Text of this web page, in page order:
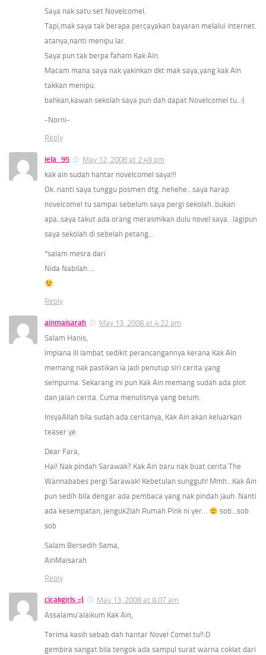
Saya nak satu set Novelcomel.
Tapi,mak saya tak berapa percayakan bayaran melalui internet.
atanya,nanti menipu lar.
Saya pun tak berpa faham Kak Ain.
Macam mana saya nak yakinkan dkt mak saya,yang kak Ain
takkan menipu.
bahkan,kawan sekolah saya pun dah dapat Novelcomel tu..:(
-Norni-
Reply
iela_95
May 12, 2008 at 2:49 pm
kak ain sudah hantar novelcomel saya!!!
Ok..nanti saya tunggu posmen dtg..hehehe…saya harap
novelcomel tu sampai sebelum saya pergi sekolah..bukan
apa..saya takut ada orang merasmikan dulu novel saya…lagipun
saya sekolah di sebelah petang…
*salam mesra dari
Nida Nabilah….
Reply
ainmaisarah
May 13, 2008 at 4:22 am
Salam Hanis,
Impiana III lambat sedikit perancangannya kerana Kak Ain
memang nak pastikan ia jadi penutup siri cerita yang
sempurna. Sekarang ini pun Kak Ain memang sudah ada plot
dan jalan cerita. Cuma menulisnya yang belum.
InsyaAllah bila sudah ada ceritanya, Kak Ain akan keluarkan
teaser ye.
Dear Fara,
Hai! Nak pindah Sarawak? Kak Ain baru nak buat cerita The
Wannababes pergi Sarawak! Kebetulan sungguh! Mmh…Kak Ain
pun sedih bila dengar ada pembaca yang nak pindah jauh. Nanti
ada kesempatan, jenguk2lah Rumah Pink ni yer…
sob…sob
sob
Salam Bersedih Sama,
AinMaisarah
Reply
cicakgirls =)
May 13, 2008 at 8:07 am
Assalamu’alaikum Kak Ain,
Terima kasih sebab dah hantar Novel Comel tu!!:D
gembira sangat bila tengok ada sampul surat warna coklat dari